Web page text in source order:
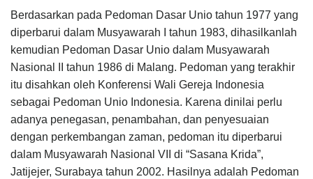
Berdasarkan pada Pedoman Dasar Unio tahun 1977 yang
diperbarui dalam Musyawarah I tahun 1983, dihasilkanlah
kemudian Pedoman Dasar Unio dalam Musyawarah
Nasional II tahun 1986 di Malang. Pedoman yang terakhir
itu disahkan oleh Konferensi Wali Gereja Indonesia
sebagai Pedoman Unio Indonesia. Karena dinilai perlu
adanya penegasan, penambahan, dan penyesuaian
dengan perkembangan zaman, pedoman itu diperbarui
dalam Musyawarah Nasional VII di “Sasana Krida”,
Jatijejer, Surabaya tahun 2002. Hasilnya adalah Pedoman